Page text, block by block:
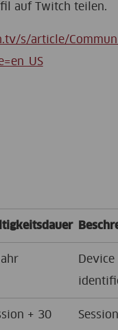
auf Twitch teilen.
s/article/
Device
+ 30